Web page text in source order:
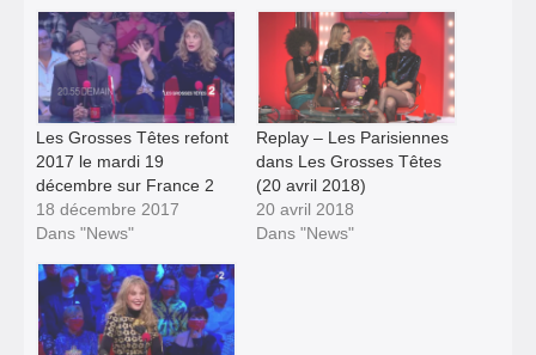
Les Grosses Têtes refont
2017 le mardi 19
décembre sur France 2
18 décembre 2017
Dans "News"
Replay – Les Parisiennes
dans Les Grosses Têtes
(20 avril 2018)
20 avril 2018
Dans "News"